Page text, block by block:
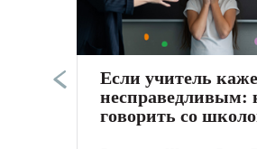
Если учитель
несправедливым:
говорить со